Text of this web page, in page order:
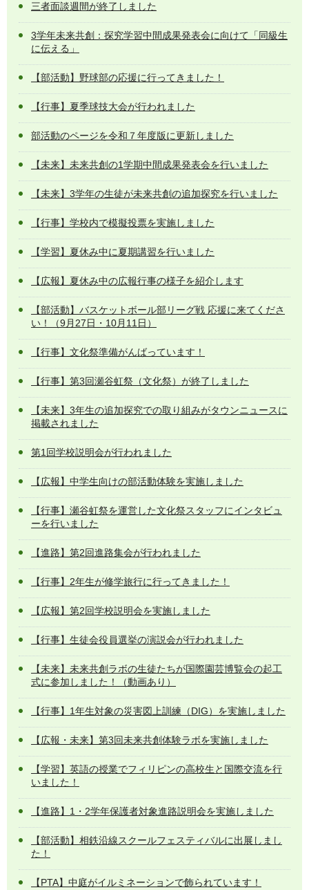
三者面談週間が終了しました
3学年未来共創：探究学習中間成果発表会に向けて「同級生
に伝える」
【部活動】野球部の応援に行ってきました！
【行事】夏季球技大会が行われました
部活動のページを令和７年度版に更新しました
【未来】未来共創の1学期中間成果発表会を行いました
【未来】3学年の生徒が未来共創の追加探究を行いました
【行事】学校内で模擬投票を実施しました
【学習】夏休み中に夏期講習を行いました
【広報】夏休み中の広報行事の様子を紹介します
【部活動】バスケットボール部リーグ戦 応援に来てくださ
い！（9月27日・10月11日）
【行事】文化祭準備がんばっています！
【行事】第3回瀬谷虹祭（文化祭）が終了しました
【未来】3年生の追加探究での取り組みがタウンニュースに
掲載されました
第1回学校説明会が行われました
【広報】中学生向けの部活動体験を実施しました
【行事】瀬谷虹祭を運営した文化祭スタッフにインタビュ
ーを行いました
【進路】第2回進路集会が行われました
【行事】2年生が修学旅行に行ってきました！
【広報】第2回学校説明会を実施しました
【行事】生徒会役員選挙の演説会が行われました
【未来】未来共創ラボの生徒たちが国際園芸博覧会の起工
式に参加しました！（動画あり）
【行事】1年生対象の災害図上訓練（DIG）を実施しました
【広報・未来】第3回未来共創体験ラボを実施しました
【学習】英語の授業でフィリピンの高校生と国際交流を行
いました！
【進路】1・2学年保護者対象進路説明会を実施しました
【部活動】相鉄沿線スクールフェスティバルに出展しまし
た！
【PTA】中庭がイルミネーションで飾られています！